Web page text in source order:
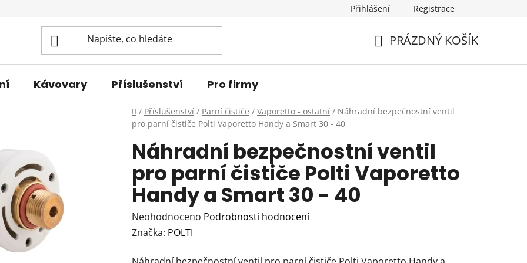
Přihlášení Registrace
PRÁZDNÝ KOŠÍK
Kávovary Příslušenství Pro firmy
Domů
/ Příslušenství / Parní čističe / Vaporetto - ostatní / Náhradní bezpečnostní ventil
pro parní čističe Polti Vaporetto Handy a Smart 30 - 40
Náhradní bezpečnostní ventil
pro parní čističe Polti Vaporetto
Handy a Smart 30 - 40
Průměrné
hodnocení
Neohodnoceno Podrobnosti hodnocení
Značka: POLTI